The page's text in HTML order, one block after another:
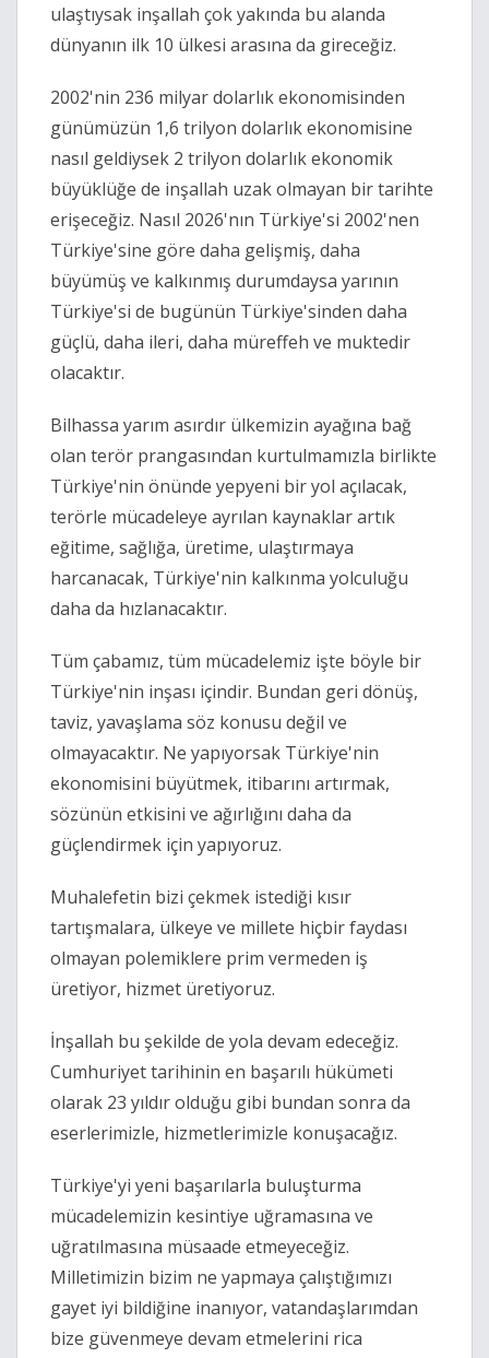
ulaştıysak inşallah çok yakında bu alanda
dünyanın ilk 10 ülkesi arasına da gireceğiz.
2002'nin 236 milyar dolarlık ekonomisinden
günümüzün 1,6 trilyon dolarlık ekonomisine
nasıl geldiysek 2 trilyon dolarlık ekonomik
büyüklüğe de inşallah uzak olmayan bir tarihte
erişeceğiz. Nasıl 2026'nın Türkiye'si 2002'nen
Türkiye'sine göre daha gelişmiş, daha
büyümüş ve kalkınmış durumdaysa yarının
Türkiye'si de bugünün Türkiye'sinden daha
güçlü, daha ileri, daha müreffeh ve muktedir
olacaktır.
Bilhassa yarım asırdır ülkemizin ayağına bağ
olan terör prangasından kurtulmamızla birlikte
Türkiye'nin önünde yepyeni bir yol açılacak,
terörle mücadeleye ayrılan kaynaklar artık
eğitime, sağlığa, üretime, ulaştırmaya
harcanacak, Türkiye'nin kalkınma yolculuğu
daha da hızlanacaktır.
Tüm çabamız, tüm mücadelemiz işte böyle bir
Türkiye'nin inşası içindir. Bundan geri dönüş,
taviz, yavaşlama söz konusu değil ve
olmayacaktır. Ne yapıyorsak Türkiye'nin
ekonomisini büyütmek, itibarını artırmak,
sözünün etkisini ve ağırlığını daha da
güçlendirmek için yapıyoruz.
Muhalefetin bizi çekmek istediği kısır
tartışmalara, ülkeye ve millete hiçbir faydası
olmayan polemiklere prim vermeden iş
üretiyor, hizmet üretiyoruz.
İnşallah bu şekilde de yola devam edeceğiz.
Cumhuriyet tarihinin en başarılı hükümeti
olarak 23 yıldır olduğu gibi bundan sonra da
eserlerimizle, hizmetlerimizle konuşacağız.
Türkiye'yi yeni başarılarla buluşturma
mücadelemizin kesintiye uğramasına ve
uğratılmasına müsaade etmeyeceğiz.
Milletimizin bizim ne yapmaya çalıştığımızı
gayet iyi bildiğine inanıyor, vatandaşlarımdan
bize güvenmeye devam etmelerini rica